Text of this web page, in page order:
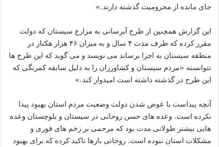
جای مانده از محرومیت گذشته دارند.»
این گزارش همچنین از طرح آبرسانی به مزارع سیستان که دولت
مقرر کرده که ظرف مدت ۴ سال و به میزان ۴۶ هزار هکتار در
منطقه سیستان به اجرا برساند می نویسد و می گوید که این طرح ها
نتوانسته «مردم سیستان و کشاورزان را به دلیل سابقه کمرنگی که
این طرح در گذشته داشته است امیدوار کند.»
آنچه پیداست با عوض شدن دولت وضعیت مردم استان بهبود پیدا
نکرده است. وعده های حسن روحانی در سیستان و بلوچستان وعده
هایی بیشتر طولانی مدت بود که مرحمی بر زخم های فوری و
مشکلات استان نبوده است. روحانی بارها تاکید کرده که برای بهبود